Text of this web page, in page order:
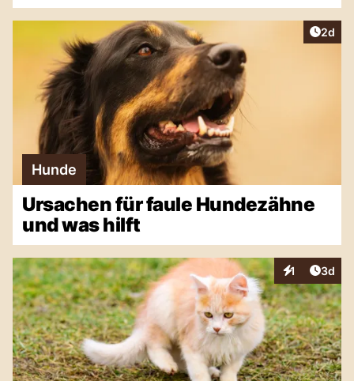
2d
Hunde
Ursachen für faule Hundezähne
und was hilft
1
Interaktionen
3d